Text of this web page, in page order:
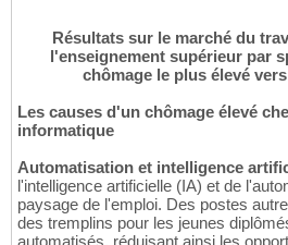
Résultats sur le marché du
l'enseignement supérieur par
chômage le plus élevé
Les causes d'un chômage élevé
informatique
Automatisation et intelligence
l'intelligence artificielle (IA) et de
paysage de l'emploi. Des postes
des tremplins pour les jeunes